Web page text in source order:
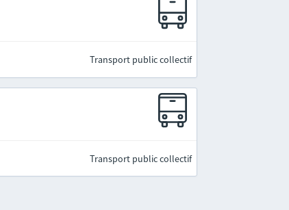
Transport public collectif
Transport public collectif